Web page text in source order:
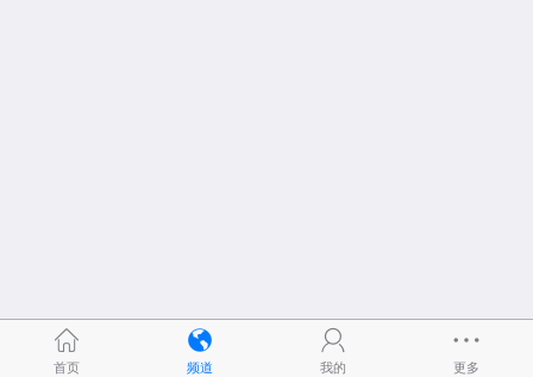
首页 频道 我的 更多